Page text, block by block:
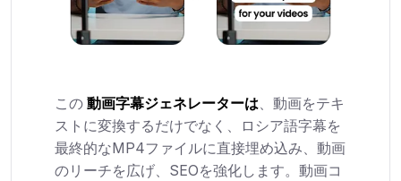
この 動画字幕ジェネレーターは、動画をテキ
ストに変換するだけでなく、ロシア語字幕を
最終的なMP4ファイルに直接埋め込み、動画
のリーチを広げ、SEOを強化します。動画コ